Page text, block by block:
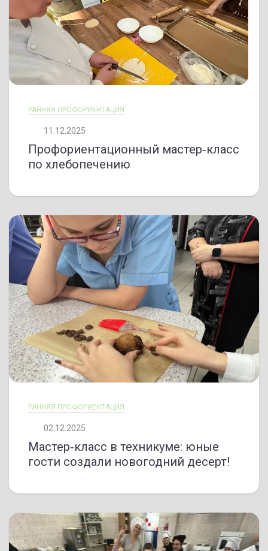
РАННЯЯ ПРОФОРИЕНТАЦИЯ
11.12.2025
Профориентационный мастер‑класс
по хлебопечению
РАННЯЯ ПРОФОРИЕНТАЦИЯ
02.12.2025
Мастер‑класс в техникуме: юные
гости создали новогодний десерт!